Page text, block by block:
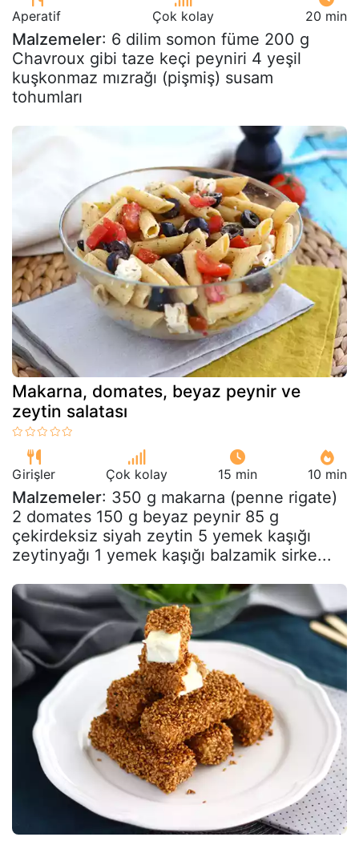
Aperatif Çok kolay 20 min
Malzemeler: 6 dilim somon füme 200 g
Chavroux gibi taze keçi peyniri 4 yeşil
kuşkonmaz mızrağı (pişmiş) susam
tohumları
Makarna, domates, beyaz peynir ve
zeytin salatası
Girişler Çok kolay 15 min 10 min
Malzemeler: 350 g makarna (penne rigate)
2 domates 150 g beyaz peynir 85 g
çekirdeksiz siyah zeytin 5 yemek kaşığı
zeytinyağı 1 yemek kaşığı balzamik sirke...